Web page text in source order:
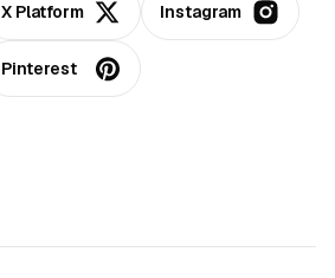
X Platform Instagram
Pinterest